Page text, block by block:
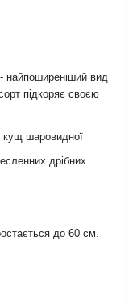
найпоширеніший вид
підкоряє своєю
кущ шаровидної
дрібних
до 60 см.